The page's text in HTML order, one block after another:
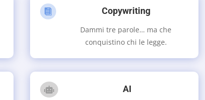
 Copywriting
Dammi tre parole… ma che
conquistino chi le legge.
 AI